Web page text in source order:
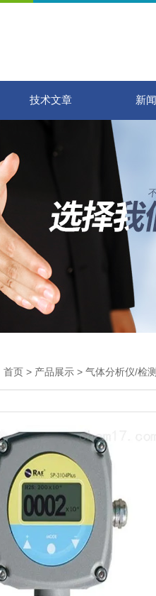
技术文章 新
首页 > 产品展示 > 气体分析仪/检